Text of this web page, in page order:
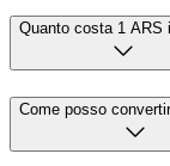
Quanto costa 1 ARS
Come posso